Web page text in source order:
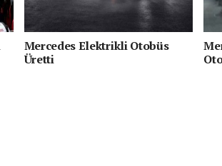
Mercedes Elektrikli Otobüs
Üretti